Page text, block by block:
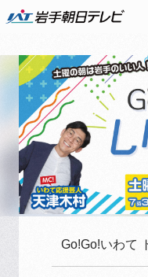
Go!Go!いわて